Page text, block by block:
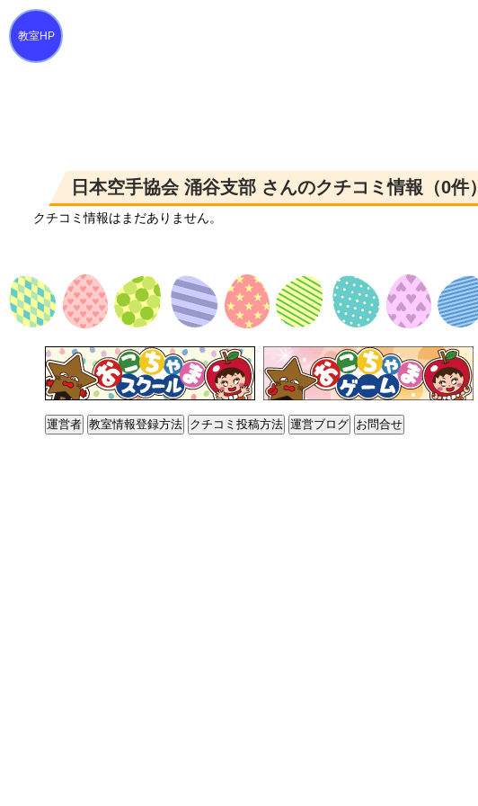
日本空手協会 涌谷支部 さんのクチコミ情報（0件）
クチコミ情報はまだありません。